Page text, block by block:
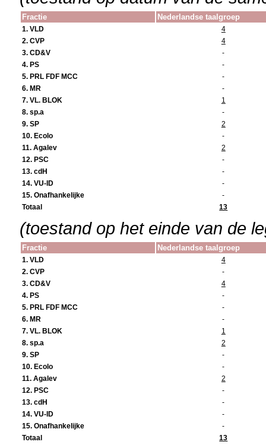
Fractie Nederlandse taalgroep
1. VLD
4
2. CVP
4
3. CD&V
-
4. PS
-
5. PRL FDF MCC
-
6. MR
-
7. VL. BLOK
1
8. sp.a
-
9. SP
2
10. Ecolo
-
11. Agalev
2
12. PSC
-
13. cdH
-
14. VU-ID
-
15. Onafhankelijke
-
Totaal
13
(toestand op het einde van de
Fractie Nederlandse taalgroep
1. VLD
4
2. CVP
-
3. CD&V
4
4. PS
-
5. PRL FDF MCC
-
6. MR
-
7. VL. BLOK
1
8. sp.a
2
9. SP
-
10. Ecolo
-
11. Agalev
2
12. PSC
-
13. cdH
-
14. VU-ID
-
15. Onafhankelijke
-
Totaal
13